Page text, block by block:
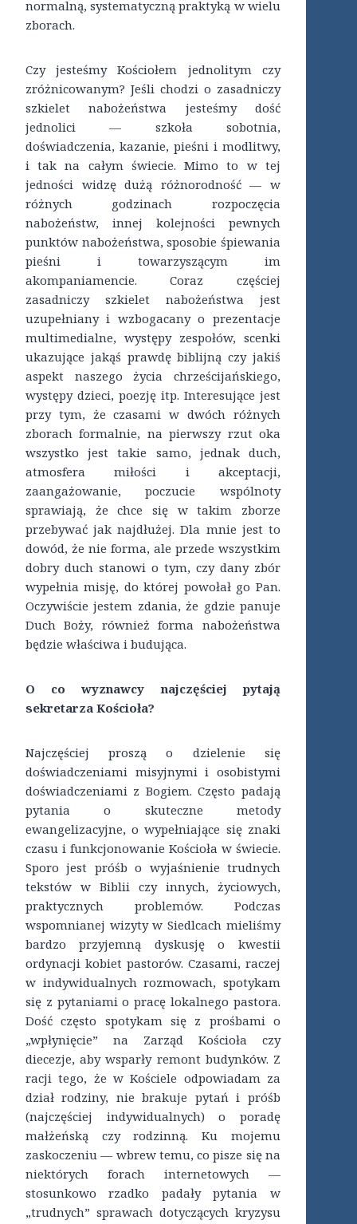
normalną, systematyczną praktyką w wielu
zborach.
Czy jesteśmy Kościołem jednolitym czy
zróżnicowanym? Jeśli chodzi o zasadniczy
szkielet nabożeństwa jesteśmy dość
jednolici — szkoła sobotnia,
doświadczenia, kazanie, pieśni i modlitwy,
i tak na całym świecie. Mimo to w tej
jedności widzę dużą różnorodność — w
różnych godzinach rozpoczęcia
nabożeństw, innej kolejności pewnych
punktów nabożeństwa, sposobie śpiewania
pieśni i towarzyszącym im
akompaniamencie. Coraz częściej
zasadniczy szkielet nabożeństwa jest
uzupełniany i wzbogacany o prezentacje
multimedialne, występy zespołów, scenki
ukazujące jakąś prawdę biblijną czy jakiś
aspekt naszego życia chrześcijańskiego,
występy dzieci, poezję itp. Interesujące jest
przy tym, że czasami w dwóch różnych
zborach formalnie, na pierwszy rzut oka
wszystko jest takie samo, jednak duch,
atmosfera miłości i akceptacji,
zaangażowanie, poczucie wspólnoty
sprawiają, że chce się w takim zborze
przebywać jak najdłużej. Dla mnie jest to
dowód, że nie forma, ale przede wszystkim
dobry duch stanowi o tym, czy dany zbór
wypełnia misję, do której powołał go Pan.
Oczywiście jestem zdania, że gdzie panuje
Duch Boży, również forma nabożeństwa
będzie właściwa i budująca.
O co wyznawcy najczęściej pytają
sekretarza Kościoła?
Najczęściej proszą o dzielenie się
doświadczeniami misyjnymi i osobistymi
doświadczeniami z Bogiem. Często padają
pytania o skuteczne metody
ewangelizacyjne, o wypełniające się znaki
czasu i funkcjonowanie Kościoła w świecie.
Sporo jest próśb o wyjaśnienie trudnych
tekstów w Biblii czy innych, życiowych,
praktycznych problemów. Podczas
wspomnianej wizyty w Siedlcach mieliśmy
bardzo przyjemną dyskusję o kwestii
ordynacji kobiet pastorów. Czasami, raczej
w indywidualnych rozmowach, spotykam
się z pytaniami o pracę lokalnego pastora.
Dość często spotykam się z prośbami o
„wpłynięcie” na Zarząd Kościoła czy
diecezje, aby wsparły remont budynków. Z
racji tego, że w Kościele odpowiadam za
dział rodziny, nie brakuje pytań i próśb
(najczęściej indywidualnych) o poradę
małżeńską czy rodzinną. Ku mojemu
zaskoczeniu — wbrew temu, co pisze się na
niektórych forach internetowych —
stosunkowo rzadko padały pytania w
„trudnych” sprawach dotyczących kryzysu